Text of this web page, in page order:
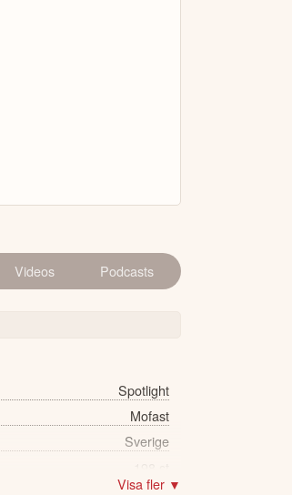
Videos Podcasts
Spotlight
Mofast
Sverige
Visa fler ▼